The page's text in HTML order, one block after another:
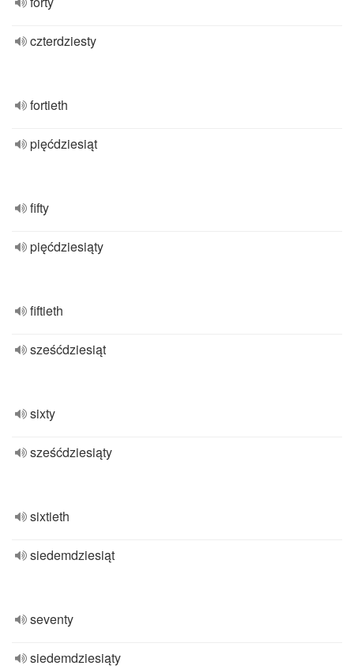
czterdziesty
fortieth
pięćdziesiąt
fifty
pięćdziesiąty
fiftieth
sześćdziesiąt
sixty
sześćdziesiąty
sixtieth
siedemdziesiąt
seventy
siedemdziesiąty